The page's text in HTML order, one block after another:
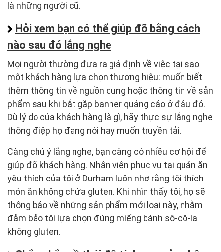
là những người cũ.
Hỏi xem bạn có thể giúp đỡ bằng cách
nào sau đó lắng nghe
Mọi người thường đưa ra giả định về việc tại sao
một khách hàng lựa chọn thương hiệu: muốn biết
thêm thông tin về nguồn cung hoặc thông tin về sản
phẩm sau khi bắt gặp banner quảng cáo ở đâu đó.
Dù lý do của khách hàng là gì, hãy thực sự lắng nghe
thông điệp họ đang nói hay muốn truyền tải.
Càng chú ý lắng nghe, bạn càng có nhiều cơ hội để
giúp đỡ khách hàng. Nhân viên phục vụ tại quán ăn
yêu thích của tôi ở Durham luôn nhớ rằng tôi thích
món ăn không chứa gluten. Khi nhìn thấy tôi, họ sẽ
thông báo về những sản phẩm mới loại này, nhằm
đảm bảo tôi lựa chọn đúng miếng bánh sô-cô-la
không gluten.